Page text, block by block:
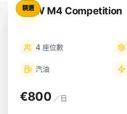
精選
BMW M4 Competition
4 座位數
汽油
€800 ／日